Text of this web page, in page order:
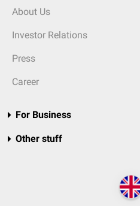
About Us
Investor Relations
Press
Career
For Business
Other stuff